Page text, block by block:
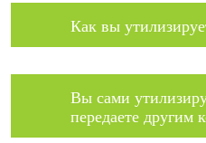
Как вы
Вы сами
передаете другим